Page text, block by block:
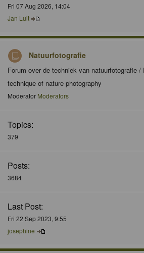
Fri 07 Aug 2026, 14:04
Jan Luit
Natuurfotografie
Forum over de techniek van natuurfotografie /
technique of nature photography
Moderator Moderators
Topics:
379
Posts:
3684
Last Post:
Fri 22 Sep 2023, 9:55
josephine